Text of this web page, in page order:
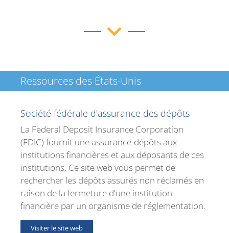
Ressources des États-Unis
Société fédérale d'assurance des dépôts
La Federal Deposit Insurance Corporation
(FDIC) fournit une assurance-dépôts aux
institutions financières et aux déposants de ces
institutions. Ce site web vous permet de
rechercher les dépôts assurés non réclamés en
raison de la fermeture d'une institution
financière par un organisme de réglementation.
Visiter le site web